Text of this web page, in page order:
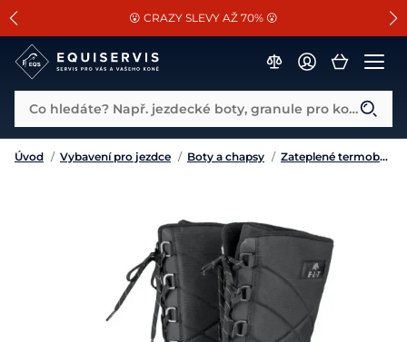
SLEVA 13% na vše od Cassini!
😮 CRAZY SLEVY AŽ 70% 😮
📐Pasování a doplňky k vybraným sedlům ZDARMA 🐴
Co hledáte? Např. jezdecké boty, granule pro koně...
Úvod / Vybavení pro jezdce / Boty a chapsy / Zateplené termoboty